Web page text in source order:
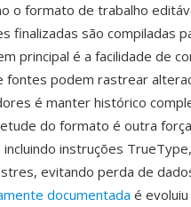
o formato de trabalho
finalizadas são compiladas
principal é a facilidade de
fontes podem rastrear
é manter histórico
do formato é outra
instruções
evitando perda de
documentada é